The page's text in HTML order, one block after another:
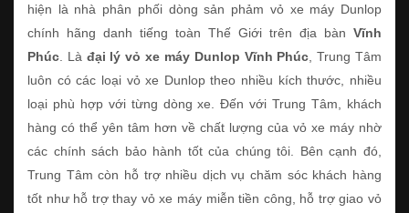
hiện là nhà phân phối dòng sản phảm vỏ xe máy Dunlop
chính hãng danh tiếng toàn Thế Giới trên địa bàn Vĩnh
Phúc . Là đại lý vỏ xe máy Dunlop Vĩnh Phúc , Trung Tâm
luôn có các loại vỏ xe Dunlop theo nhiều kích thước, nhiều
loại phù hợp với từng dòng xe. Đến với Trung Tâm, khách
hàng có thể yên tâm hơn về chất lượng của vỏ xe máy nhờ
các chính sách bảo hành tốt của chúng tôi. Bên cạnh đó,
Trung Tâm còn hỗ trợ nhiều dịch vụ chăm sóc khách hàng
tốt như hỗ trợ thay vỏ xe máy miễn tiền công, hỗ trợ giao vỏ